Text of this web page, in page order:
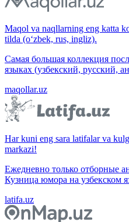
Maqol va naqllarning eng katta
tilda (o‘zbek, rus, ingliz).
Самая большая коллекция
языках (узбекский, русский,
maqollar.uz
Har kuni eng sara latifalar va
markazi!
Ежедневно только отборные
Кузница юмора на узбекском
latifa.uz